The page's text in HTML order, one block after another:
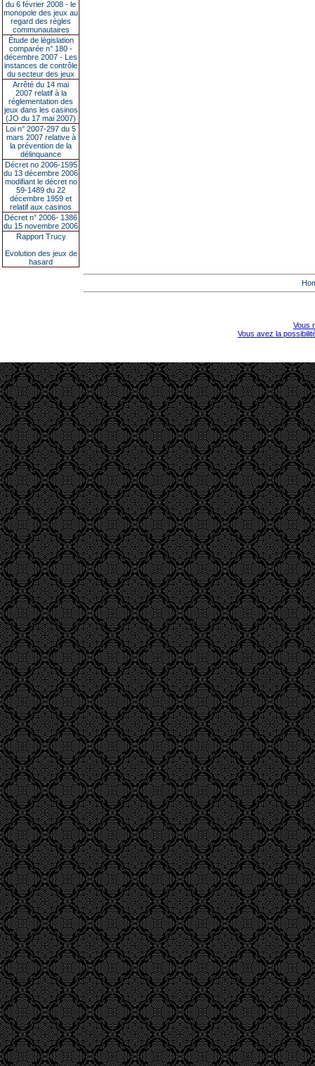
du 6 février 2008 - le
monopole des jeux au
regard des règles
communautaires
Étude de législation
comparée n° 180 -
décembre 2007 - Les
instances de contrôle
du secteur des jeux
Arrêté du 14 mai
2007 relatif à la
réglementation des
jeux dans les casinos
(JO du 17 mai 2007)
Loi n° 2007-297 du 5
mars 2007 relative à
la prévention de la
délinquance
Décret no 2006-1595
du 13 décembre 2006
modifiant le décret no
59-1489 du 22
décembre 1959 et
relatif aux casinos
Décret n° 2006- 1386
du 15 novembre 2006
Rapport Trucy
Evolution des jeux de
hasard
Vous
Vous avez la